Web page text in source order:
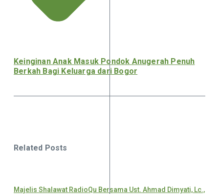
Keinginan Anak Masuk Pondok Anugerah Penuh
Berkah Bagi Keluarga dari Bogor
Related Posts
Majelis Shalawat RadioQu Bersama Ust. Ahmad Dimyati, Lc.,